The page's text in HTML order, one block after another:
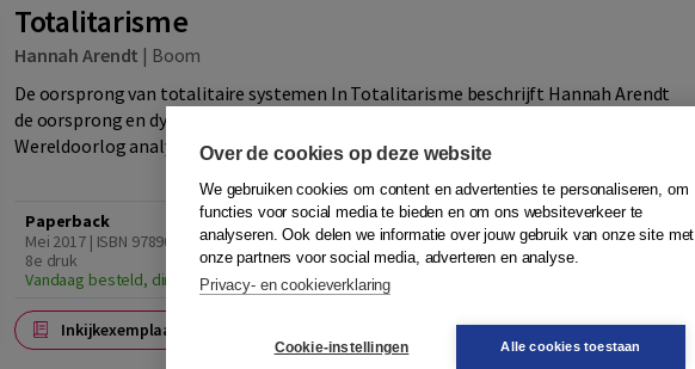
Totalitarisme
Hannah Arendt | Boom
De oorsprong van totalitaire systemen In Totalitarisme beschrijft Hannah Arendt
de oorsprong en dynamiek van totalitaire systemen. Al enkele jaren na de Tweede
Wereldoorlog analyseerde zij haarsch...Meer
Paperback
Mei 2017 | ISBN 9789024408825 |
8e druk
Vandaag besteld, dinsdag in huis
29,90 Quantity
− + In winkelwagen
Inkijkexemplaar
Over de cookies op deze website
We gebruiken cookies om content en advertenties te personaliseren, om
functies voor social media te bieden en om ons websiteverkeer te
analyseren. Ook delen we informatie over jouw gebruik van onze site met
onze partners voor social media, adverteren en analyse.
Privacy- en cookieverklaring
Cookie-instellingen Alle cookies toestaan